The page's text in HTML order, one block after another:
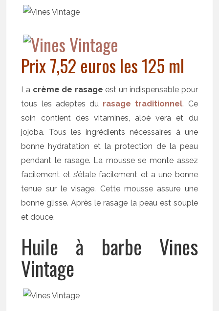
Prix 7,52 euros les 125 ml
La crème de rasage est un indispensable pour
tous les adeptes du rasage traditionnel. Ce
soin contient des vitamines, aloé vera et du
jojoba. Tous les ingrédients nécessaires à une
bonne hydratation et la protection de la peau
pendant le rasage. La mousse se monte assez
facilement et s’étale facilement et a une bonne
tenue sur le visage. Cette mousse assure une
bonne glisse. Après le rasage la peau est souple
et douce.
Huile à barbe Vines
Vintage